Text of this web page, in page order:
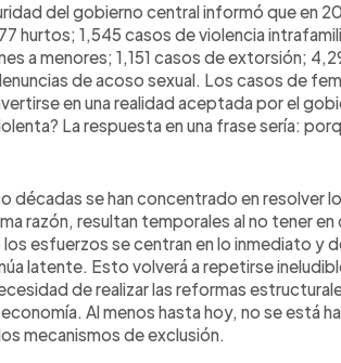
del gobierno central informó que en
hurtos; 1,545 casos de violencia
a menores; 1,151 casos de extorsión;
de acoso sexual. Los casos de
en una realidad aceptada por el
La respuesta en una frase sería:
décadas se han concentrado en resolver
razón, resultan temporales al no tener en
esfuerzos se centran en lo inmediato y
latente. Esto volverá a repetirse
de realizar las reformas
Al menos hasta hoy, no se está
mecanismos de exclusión.